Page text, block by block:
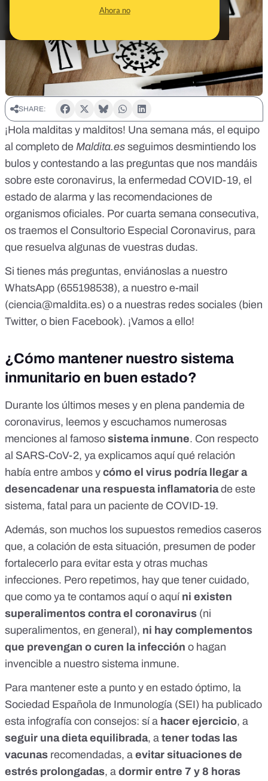
Ahora no
SHARE:
¡Hola malditas y malditos! Una semana más, el equipo
al completo de Maldita.es seguimos desmintiendo los
bulos y contestando a las preguntas que nos mandáis
sobre este coronavirus, la enfermedad COVID-19, el
estado de alarma y las recomendaciones de
organismos oficiales. Por cuarta semana consecutiva,
os traemos el Consultorio Especial Coronavirus, para
que resuelva algunas de vuestras dudas.
Si tienes más preguntas, enviánoslas a nuestro
WhatsApp (655198538), a nuestro e-mail
(ciencia@maldita.es) o a nuestras redes sociales (bien
Twitter, o bien Facebook). ¡Vamos a ello!
¿Cómo mantener nuestro sistema
inmunitario en buen estado?
Durante los últimos meses y en plena pandemia de
coronavirus, leemos y escuchamos numerosas
menciones al famoso sistema inmune. Con respecto
al SARS-CoV-2, ya explicamos aquíqué relación
había entre ambos y cómo el virus podría llegar a
desencadenar una respuesta inflamatoriade este
sistema, fatal para un paciente de COVID-19.
Además, son muchos los supuestos remedios caseros
que, a colación de esta situación, presumen de poder
fortalecerlo para evitar esta y otras muchas
infecciones. Pero repetimos, hay que tener cuidado,
que como ya te contamos aquío aquí ni existen
superalimentos contra el coronavirus (ni
superalimentos, en general), ni hay complementos
que prevengan o curen la infección o hagan
invencible a nuestro sistema inmune.
Para mantener este a punto y en estado óptimo, la
Sociedad Española de Inmunología (SEI) ha publicado
esta infografía con consejos: sí a hacer ejercicio, a
seguir una dieta equilibrada, a tener todas las
vacunas recomendadas, a evitar situaciones de
estrés prolongadas, a dormir entre 7 y 8 horas